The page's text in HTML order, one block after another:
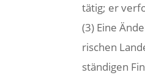
tätig; er
(3) Eine
rischen
ständigen